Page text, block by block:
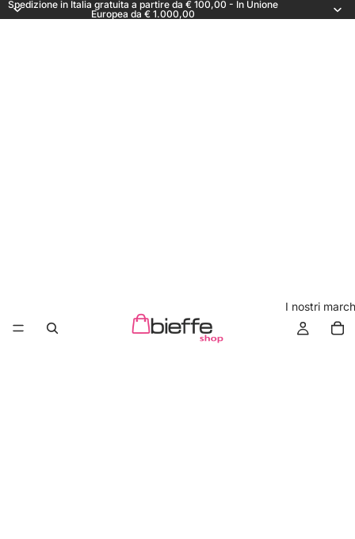
Spedizione in Italia gratuita a partire da € 100,00 - In Unione
Europea da € 1.000,00
I nostri